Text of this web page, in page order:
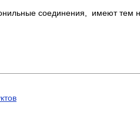
соединения, имеют тем